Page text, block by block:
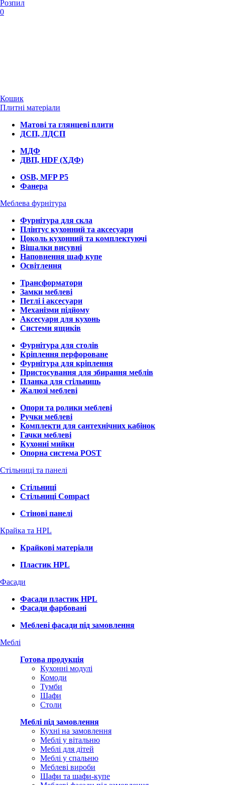
Розпил
0
Кошик
Плитні матеріали
Матові та глянцеві плити
ДСП, ЛДСП
МДФ
ДВП, HDF (ХДФ)
OSB, MFP P5
Фанера
Меблева фурнітура
Фурнітура для скла
Плінтус кухонний та аксесуари
Цоколь кухонний та комплектуючі
Вішалки висувні
Наповнення шаф купе
Освітлення
Трансформатори
Замки меблеві
Петлі і аксесуари
Механізми підйому
Аксесуари для кухонь
Системи ящиків
Фурнітура для столів
Кріплення перфороване
Фурнітура для кріплення
Пристосування для збирання меблів
Планка для стільниць
Жалюзі меблеві
Опори та ролики меблеві
Ручки меблеві
Комплекти для сантехнічних кабінок
Гачки меблеві
Кухонні мийки
Опорна система POST
Стільниці та панелі
Стільниці
Стільниці Compact
Стінові панелі
Крайка та HPL
Крайкові матеріали
Пластик HPL
Фасади
Фасади пластик HPL
Фасади фарбовані
Меблеві фасади під замовлення
Меблі
Готова продукція
Кухонні модулі
Комоди
Тумби
Шафи
Столи
Меблі під замовлення
Кухні на замовлення
Меблі у вітальню
Меблі для дітей
Меблі у спальню
Меблеві вироби
Шафи та шафи-купе